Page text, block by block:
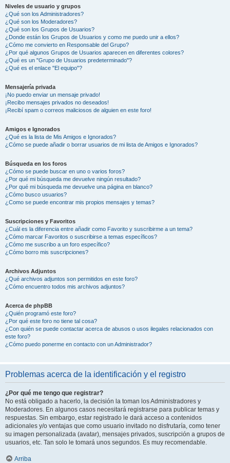
Niveles de usuario y grupos
¿Qué son los Administradores?
¿Qué son los Moderadores?
¿Qué son los Grupos de Usuarios?
¿Donde están los Grupos de Usuarios y como me puedo unir a ellos?
¿Cómo me convierto en Responsable del Grupo?
¿Por qué algunos Grupos de Usuarios aparecen en diferentes colores?
¿Qué es un "Grupo de Usuarios predeterminado"?
¿Qué es el enlace "El equipo"?
Mensajería privada
¡No puedo enviar un mensaje privado!
¡Recibo mensajes privados no deseados!
¡Recibí spam o correos maliciosos de alguien en este foro!
Amigos e Ignorados
¿Qué es la lista de Mis Amigos e Ignorados?
¿Cómo se puede añadir o borrar usuarios de mi lista de Amigos e Ignorados?
Búsqueda en los foros
¿Cómo se puede buscar en uno o varios foros?
¿Por qué mi búsqueda me devuelve ningún resultado?
¿Por qué mi búsqueda me devuelve una página en blanco?
¿Cómo busco usuarios?
¿Como se puede encontrar mis propios mensajes y temas?
Suscripciones y Favoritos
¿Cuál es la diferencia entre añadir como Favorito y suscribirme a un tema?
¿Cómo marcar Favoritos o suscribirse a temas específicos?
¿Cómo me suscribo a un foro específico?
¿Cómo borro mis suscripciones?
Archivos Adjuntos
¿Qué archivos adjuntos son permitidos en este foro?
¿Cómo encuentro todos mis archivos adjuntos?
Acerca de phpBB
¿Quién programó este foro?
¿Por qué este foro no tiene tal cosa?
¿Con quién se puede contactar acerca de abusos o usos ilegales relacionados con
este foro?
¿Cómo puedo ponerme en contacto con un Administrador?
Problemas acerca de la identificación y el registro
¿Por qué me tengo que registrar?
No está obligado a hacerlo, la decisión la toman los Administradores y
Moderadores. En algunos casos necesitará registrarse para publicar temas y
respuestas. Sin embargo, estar registrado le dará acceso a contenidos
adicionales y/o ventajas que como usuario invitado no disfrutaría, como tener
su imagen personalizada (avatar), mensajes privados, suscripción a grupos de
usuarios, etc. Tan solo le tomará unos segundos. Es muy recomendable.
Arriba